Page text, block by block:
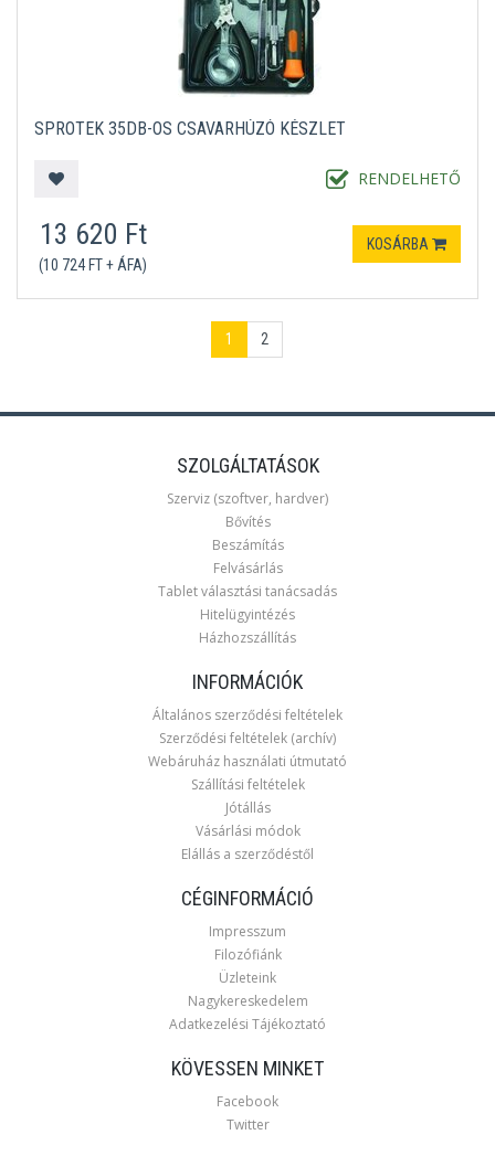
SPROTEK 35DB-OS CSAVARHÚZÓ KÉSZLET
RENDELHETŐ
13 620 Ft
(10 724 FT + ÁFA)
KOSÁRBA
1 2
SZOLGÁLTATÁSOK
Szerviz (szoftver, hardver)
Bővítés
Beszámítás
Felvásárlás
Tablet választási tanácsadás
Hitelügyintézés
Házhozszállítás
INFORMÁCIÓK
Általános szerződési feltételek
Szerződési feltételek (archív)
Webáruház használati útmutató
Szállítási feltételek
Jótállás
Vásárlási módok
Elállás a szerződéstől
CÉGINFORMÁCIÓ
Impresszum
Filozófiánk
Üzleteink
Nagykereskedelem
Adatkezelési Tájékoztató
KÖVESSEN MINKET
Facebook
Twitter